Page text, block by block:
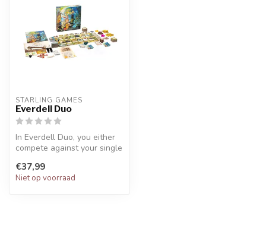
STARLING GAMES
Everdell Duo
In Everdell Duo, you either
compete against your single
€37,99
Niet op voorraad